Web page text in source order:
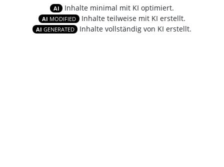
AI Inhalte minimal mit KI optimiert.
AI MODIFIED Inhalte teilweise mit KI erstellt.
AI GENERATED Inhalte vollständig von KI erstellt.